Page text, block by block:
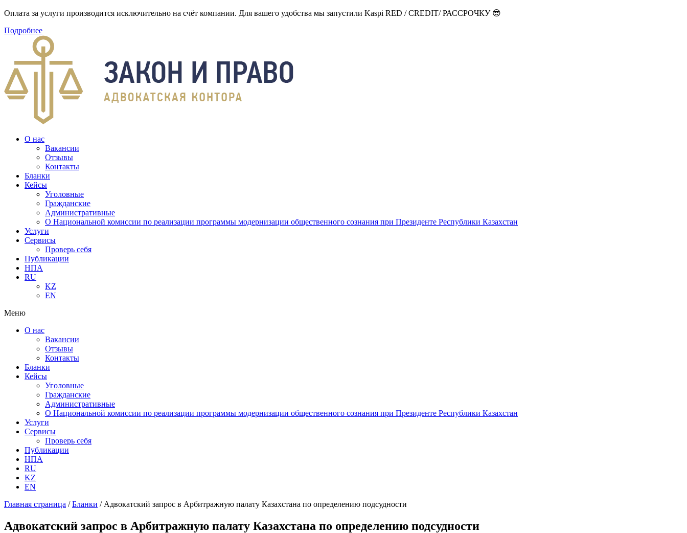
Оплата за услуги производится исключительно на счёт компании. Для вашего удобства мы запустили Kaspi RED / CREDIT/ РАССРОЧКУ 😎
Подробнее
О нас
Вакансии
Отзывы
Контакты
Бланки
Кейсы
Уголовные
Гражданские
Административные
О Национальной комиссии по реализации программы модернизации общественного сознания при Президенте Республики Казахстан
Услуги
Сервисы
Проверь себя
Публикации
НПА
RU
KZ
EN
Меню
О нас
Вакансии
Отзывы
Контакты
Бланки
Кейсы
Уголовные
Гражданские
Административные
О Национальной комиссии по реализации программы модернизации общественного сознания при Президенте Республики Казахстан
Услуги
Сервисы
Проверь себя
Публикации
НПА
RU
KZ
EN
Главная страница /Бланки / Адвокатский запрос в Арбитражную палату Казахстана по определению подсудности
Адвокатский запрос в Арбитражную палату Казахстана по определению подсудности